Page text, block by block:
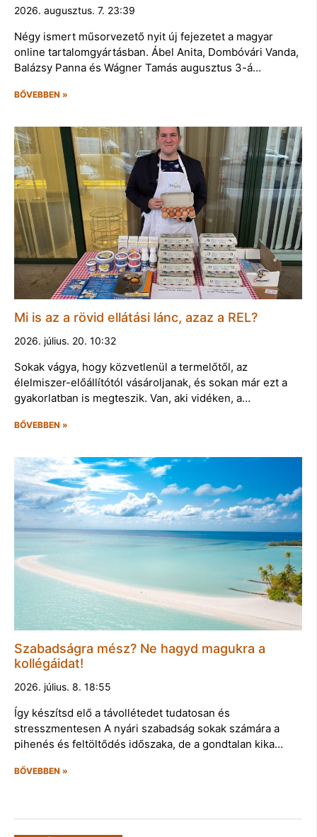
2026. augusztus. 7. 23:39
Négy ismert műsorvezető nyit új fejezetet a magyar
online tartalomgyártásban. Ábel Anita, Dombóvári Vanda,
Balázsy Panna és Wágner Tamás augusztus 3-á…
BŐVEBBEN »
Mi is az a rövid ellátási lánc, azaz a REL?
2026. július. 20. 10:32
Sokak vágya, hogy közvetlenül a termelőtől, az
élelmiszer-előállítótól vásároljanak, és sokan már ezt a
gyakorlatban is megteszik. Van, aki vidéken, a…
BŐVEBBEN »
Szabadságra mész? Ne hagyd magukra a
kollégáidat!
2026. július. 8. 18:55
Így készítsd elő a távollétedet tudatosan és
stresszmentesen A nyári szabadság sokak számára a
pihenés és feltöltődés időszaka, de a gondtalan kika…
BŐVEBBEN »